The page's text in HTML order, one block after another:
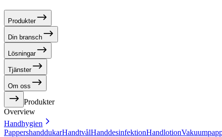
Produkter
Din bransch
Lösningar
Tjänster
Om oss
Produkter
Overview
Handhygien
PappershanddukarHandtvålHanddesinfektionHandlotion